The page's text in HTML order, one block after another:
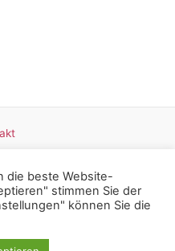
die beste Website-
stimmen Sie der
können Sie die